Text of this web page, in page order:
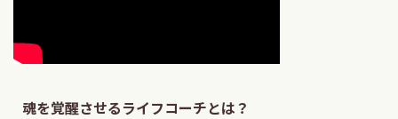
魂を覚醒させるライフコーチとは？